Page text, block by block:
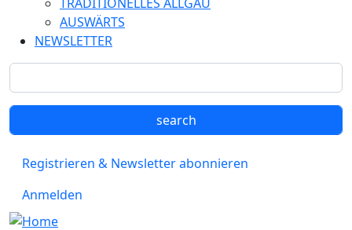
AUSWÄRTS
NEWSLETTER
Registrieren & Newsletter abonnieren
Anmelden